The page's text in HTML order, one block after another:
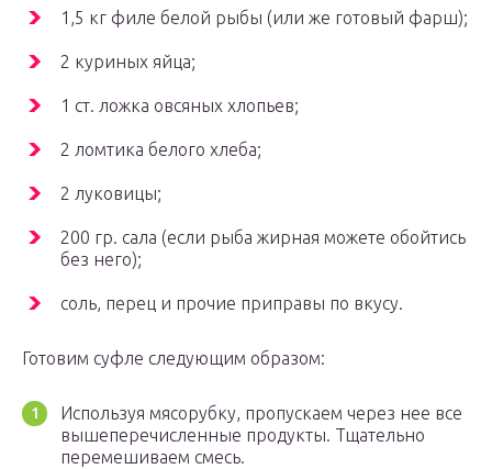
1,5 кг филе белой рыбы (или же готовый фарш);
2 куриных яйца;
1 ст. ложка овсяных хлопьев;
2 ломтика белого хлеба;
2 луковицы;
200 гр. сала (если рыба жирная можете обойтись
без него);
соль, перец и прочие приправы по вкусу.
Готовим суфле следующим образом:
Используя мясорубку, пропускаем через нее все
вышеперечисленные продукты. Тщательно
перемешиваем смесь.